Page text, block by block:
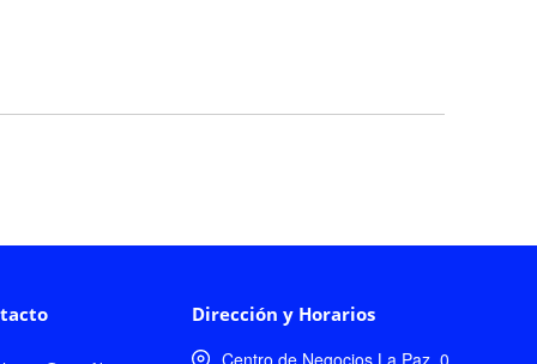
Dirección y Horarios